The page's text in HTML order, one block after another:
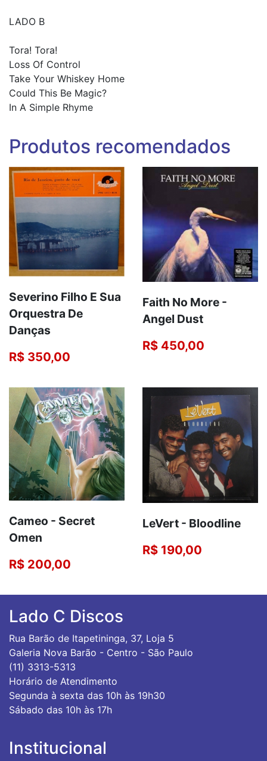
LADO B
Tora! Tora!
Loss Of Control
Take Your Whiskey Home
Could This Be Magic?
In A Simple Rhyme
Produtos recomendados
Severino Filho E Sua
Orquestra De
Danças
R$ 350,00
Faith No More -
Angel Dust
R$ 450,00
Cameo - Secret
Omen
R$ 200,00
LeVert - Bloodline
R$ 190,00
Lado C Discos
Rua Barão de Itapetininga, 37, Loja 5
Galeria Nova Barão - Centro - São Paulo
(11) 3313-5313
Horário de Atendimento
Segunda à sexta das 10h às 19h30
Sábado das 10h às 17h
Institucional